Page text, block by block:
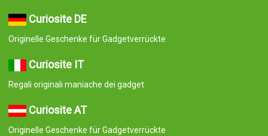
Curiosite DE
Originelle Geschenke für Gadgetverrückte
Curiosite IT
Regali originali maniache dei gadget
Curiosite AT
Originelle Geschenke für Gadgetverrückte